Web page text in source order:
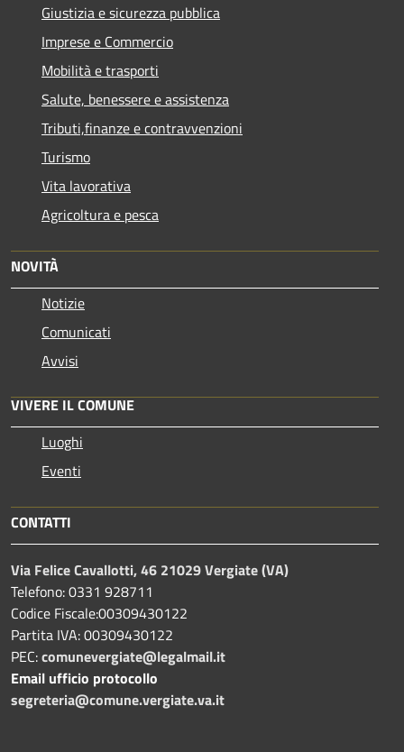
Giustizia e sicurezza pubblica
Imprese e Commercio
Mobilità e trasporti
Salute, benessere e assistenza
Tributi,finanze e contravvenzioni
Turismo
Vita lavorativa
Agricoltura e pesca
NOVITÀ
Notizie
Comunicati
Avvisi
VIVERE IL COMUNE
Luoghi
Eventi
CONTATTI
Via Felice Cavallotti, 46 21029 Vergiate (VA)
Telefono: 0331 928711
Codice Fiscale:00309430122
Partita IVA: 00309430122
PEC:comunevergiate@legalmail.it
Email ufficio protocollo
segreteria@comune.vergiate.va.it